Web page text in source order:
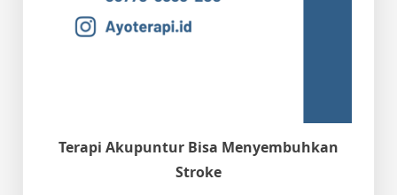
Terapi Akupuntur Bisa Menyembuhkan
Stroke